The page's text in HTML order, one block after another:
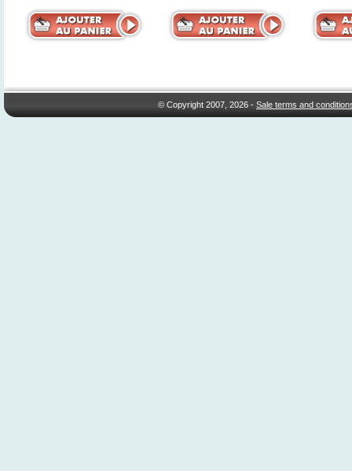
© Copyright 2007, 2026 -Sale terms and